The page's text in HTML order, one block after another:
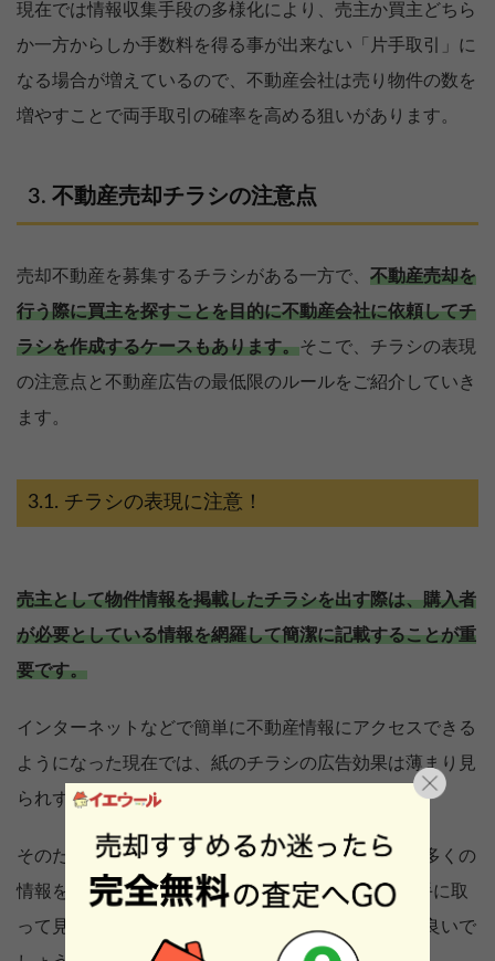
現在では情報収集手段の多様化により、売主か買主どちら
か一方からしか手数料を得る事が出来ない「片手取引」に
なる場合が増えているので、不動産会社は売り物件の数を
増やすことで両手取引の確率を高める狙いがあります。
不動産売却チラシの注意点
売却不動産を募集するチラシがある一方で、 不動産売却を
行う際に買主を探すことを目的に不動産会社に依頼してチ
ラシを作成するケースもあります。そこで、チラシの表現
の注意点と不動産広告の最低限のルールをご紹介していき
ます。
チラシの表現に注意！
売主として物件情報を掲載したチラシを出す際は、購入者
が必要としている情報を網羅して簡潔に記載することが重
要です。
インターネットなどで簡単に不動産情報にアクセスできる
ようになった現在では、紙のチラシの広告効果は薄まり見
られずに捨てられてしまうケースが増えています。
そのため、魅力を伝えようとする気持ちが先行して多くの
情報を1枚のチラシに詰め込みがちですが、まずは手に取
って見てもらえるようなチラシ作りを心掛けた方が良いで